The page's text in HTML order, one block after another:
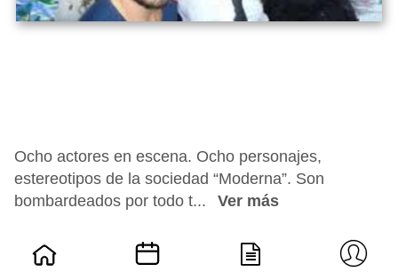
Ocho actores en escena. Ocho personajes,
estereotipos de la sociedad “Moderna”. Son
bombardeados por todo t...
Ver más